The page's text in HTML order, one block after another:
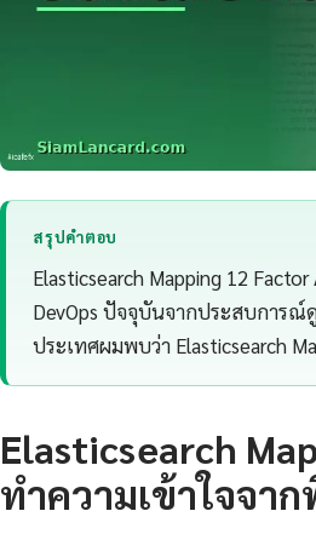
สรุปคำตอบ
Elasticsearch Mapping 12
DevOps ปัจจุบันจากประสบการณ์
ประเทศผมพบว่า Elasticsearch
Elasticsearch
ทำความเข้าใจจา